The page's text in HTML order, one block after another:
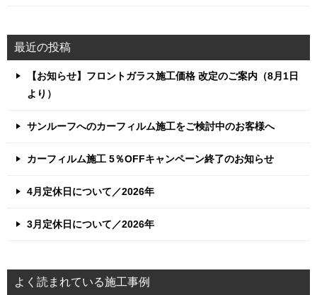
最近の投稿
【お知らせ】フロントガラス施工価格 改定のご案内（8月1日
より）
サンルーフへのカーフィルム施工をご検討中のお客様へ
カーフィルム施工 5％OFFキャンペーン終了のお知らせ
4月定休日について／2026年
3月定休日について／2026年
よく読まれている施工事例